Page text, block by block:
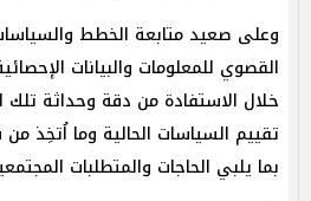
وعلى صعيد متابعة الخطط
القصوي للمعلومات والبيانات
خلال الاستفادة من دقة وحداثة تلك
تقييم السياسات الحالية وما اُتخِذ
بما يلبي الحاجات والمتطلبات